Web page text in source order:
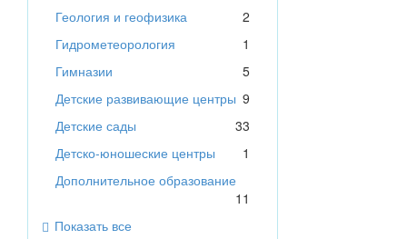
Геология и геофизика
2
Гидрометеорология
1
Гимназии
5
Детские развивающие центры 9
Детские сады
33
Детско-юношеские центры
1
Дополнительное образование
11
Показать все